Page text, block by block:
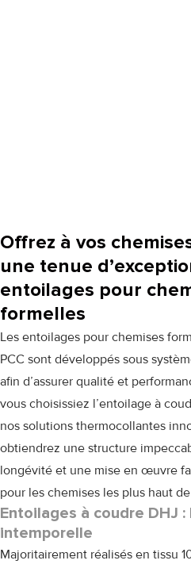
Offrez à vos
une tenue
entoilages pour
formelles
Les entoilages pour chemises
PCC sont développés sous
afin d’assurer qualité et
vous choisissiez l’entoilage à
nos solutions thermocollantes
obtiendrez une structure
longévité et une mise en œuvre
pour les chemises les plus haut
Entoilages à coudre DHJ
intemporelle
Majoritairement réalisés en tissu